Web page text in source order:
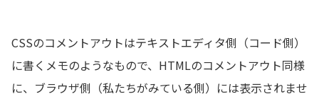
CSSのコメントアウトはテキストエディタ側（コード側）
に書くメモのようなもので、HTMLのコメントアウト同様
に、ブラウザ側（私たちがみている側）には表示されませ